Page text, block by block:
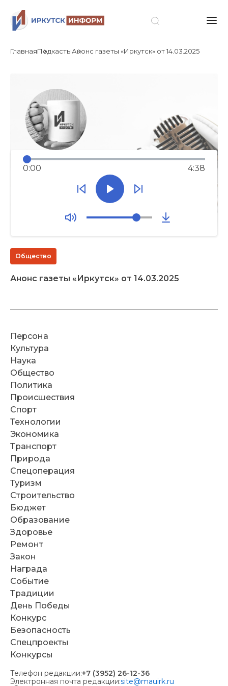
ГлавнаяПодкастыАнонс газеты «Иркутск» от 14.03.2025
0:00 4:38
Общество
Анонс газеты «Иркутск» от 14.03.2025
Персона
Культура
Наука
Общество
Политика
Происшествия
Спорт
Технологии
Экономика
Транспорт
Природа
Спецоперация
Туризм
Строительство
Бюджет
Образование
Здоровье
Ремонт
Закон
Награда
Событие
Традиции
День Победы
Конкурс
Безопасность
Спецпроекты
Конкурсы
Телефон редакции:+7 (3952) 26-12-36
Электронная почта редакции:site@mauirk.ru